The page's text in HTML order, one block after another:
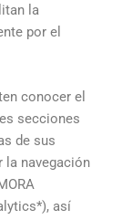
la
por el
conocer el
secciones
de sus
la navegación
así